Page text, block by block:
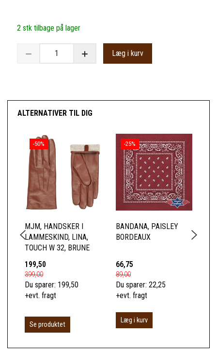
2 stk tilbage på lager
Læg i kurv
ALTERNATIVER TIL DIG
-50%
MJM, HANDSKER I
LAMMESKIND, LINA,
TOUCH W 32, BRUNE
199,50
399,00
Du sparer: 199,50
+evt. fragt
Se produktet
-25%
BANDANA, PAISLEY
BORDEAUX
66,75
89,00
Du sparer: 22,25
+evt. fragt
Læg i kurv